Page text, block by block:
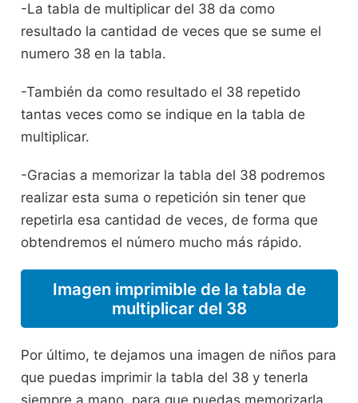
-La tabla de multiplicar del 38 da como
resultado la cantidad de veces que se sume el
numero 38 en la tabla.
-También da como resultado el 38 repetido
tantas veces como se indique en la tabla de
multiplicar.
-Gracias a memorizar la tabla del 38 podremos
realizar esta suma o repetición sin tener que
repetirla esa cantidad de veces, de forma que
obtendremos el número mucho más rápido.
Imagen imprimible de la tabla de
multiplicar del 38
Por último, te dejamos una imagen de niños para
que puedas imprimir la tabla del 38 y tenerla
siempre a mano, para que puedas memorizarla,